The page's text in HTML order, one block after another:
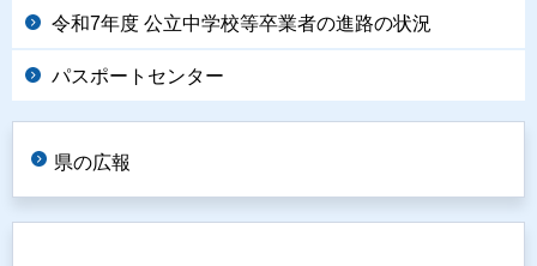
令和7年度 公立中学校等卒業者の進路の状況
パスポートセンター
県の広報